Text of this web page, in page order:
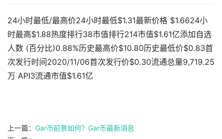
24小时最低/最高价24小时最低$1.31最新价格 $1.6624小
时最高$1.88热度排行38市值排行214市值$1.61亿添加自选
人数 (百分比)0.88%历史最高价$10.80历史最低价$0.83首
次发行时间2020/11/06首次发行价$0.30流通总量9,719.25
万 API3流通市值$1.61亿
上一篇： Gar币前景如何？Gar币最新消息